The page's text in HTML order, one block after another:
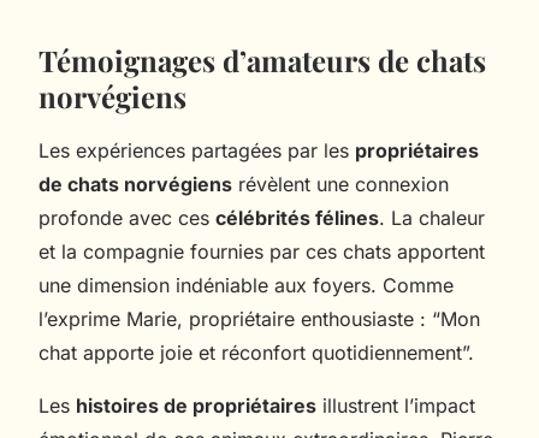
Témoignages d’amateurs de chats
norvégiens
Les expériences partagées par les propriétaires
de chats norvégiens révèlent une connexion
profonde avec ces célébrités félines. La chaleur
et la compagnie fournies par ces chats apportent
une dimension indéniable aux foyers. Comme
l’exprime Marie, propriétaire enthousiaste : “Mon
chat apporte joie et réconfort quotidiennement”.
Les histoires de propriétaires illustrent l’impact